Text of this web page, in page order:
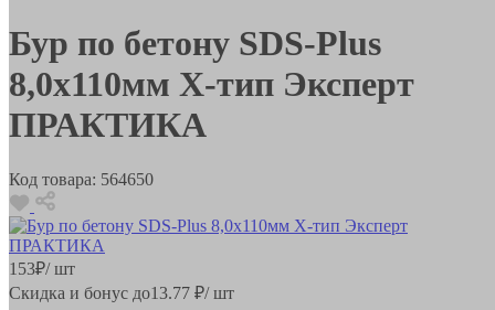
Бур по бетону SDS-Plus
8,0х110мм Х-тип Эксперт
ПРАКТИКА
Код товара: 564650
153₽/ шт
Скидка и бонус до13.77 ₽/ шт